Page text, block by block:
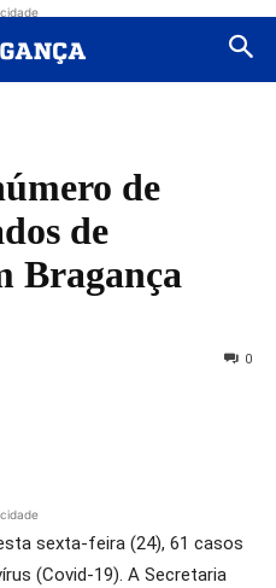
de
de
Bragança
0
sexta-feira (24), 61 casos
(Covid-19). A Secretaria